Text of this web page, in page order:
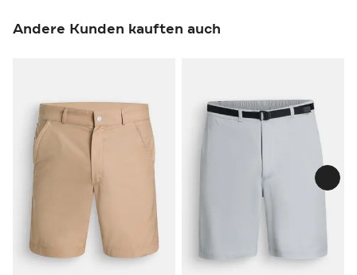
Andere Kunden kauften auch